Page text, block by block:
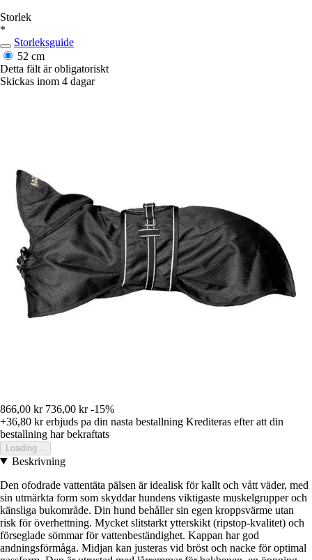
Storlek
*
Storleksguide
52 cm
Detta fält är obligatoriskt
Skickas inom 4 dagar
866,00 kr 736,00 kr -15%
+36,80 krerbjuds pa din nasta bestallning Krediteras efter att din
bestallning har bekraftats
Loading...
Beskrivning
Den ofodrade vattentäta pälsen är idealisk för kallt och vått väder, med
sin utmärkta form som skyddar hundens viktigaste muskelgrupper och
känsliga bukområde. Din hund behåller sin egen kroppsvärme utan
risk för överhettning. Mycket slitstarkt ytterskikt (ripstop-kvalitet) och
förseglade sömmar för vattenbeständighet. Kappan har god
andningsförmåga. Midjan kan justeras vid bröst och nacke för optimal